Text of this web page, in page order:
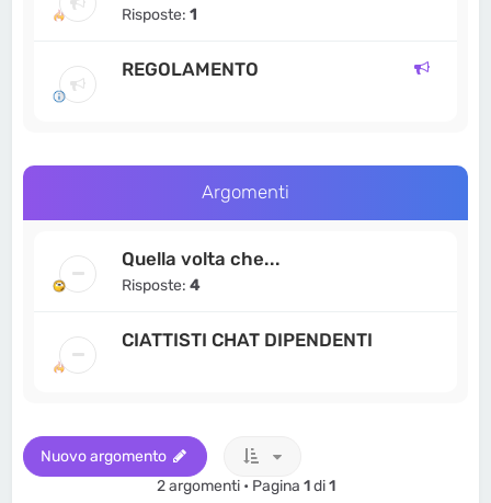
Risposte:1
REGOLAMENTO
Argomenti
Quella volta che...
Risposte:4
CIATTISTI CHAT DIPENDENTI
Nuovo argomento
2 argomenti • Pagina 1di1